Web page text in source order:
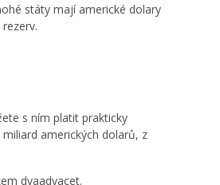
státy mají americké dolary
s ním platit prakticky
amerických dolarů, z
dvaadvacet.